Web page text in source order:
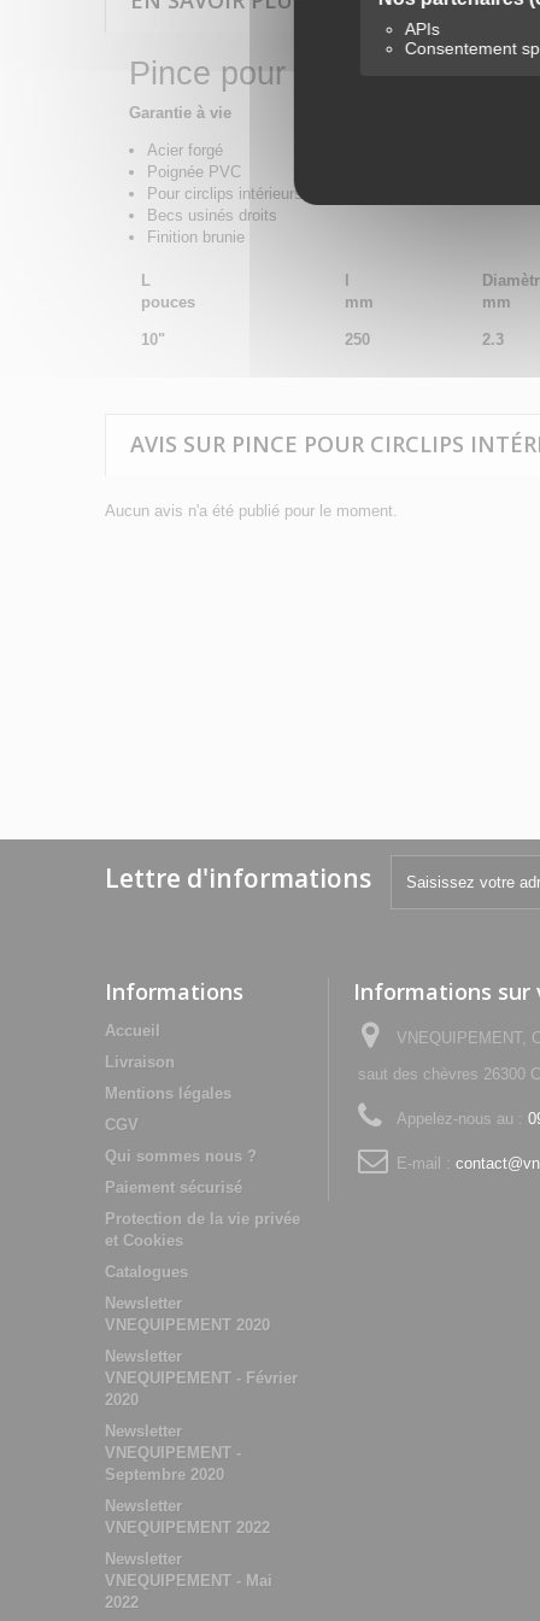
APIs
Consentement
Pince pour circlips
Garantie à vie
Acier forgé
Poignée PVC
Pour circlips intérieurs
Becs usinés droits
Finition brunie
L
pouces
10"
mm
250
mm
2.3
AVIS SUR PINCE POUR CIRCLIPS
Aucun avis n'a été publié pour le moment.
Lettre d'informations
Informations
Accueil
Livraison
Mentions légales
CGV
Qui sommes nous ?
Paiement sécurisé
Protection de la vie privée
et Cookies
Catalogues
Newsletter
VNEQUIPEMENT 2020
Newsletter
VNEQUIPEMENT - Février
2020
Newsletter
VNEQUIPEMENT -
Septembre 2020
Newsletter
VNEQUIPEMENT 2022
Newsletter
VNEQUIPEMENT - Mai
2022
Informations sur
VNEQUIPEMENT,
saut des chèvres 26300
Appelez-nous au :
E-mail :